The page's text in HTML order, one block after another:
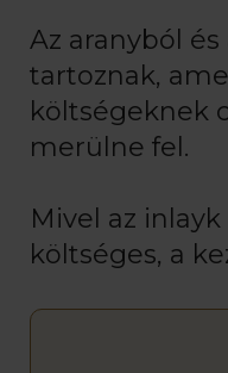
Az aranyból
tartoznak,
költségeknek
merülne fel.
Mivel az
költséges, a